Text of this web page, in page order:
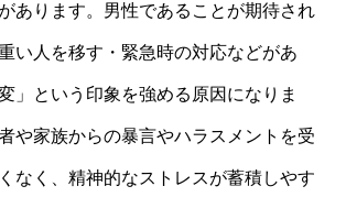
あります。男性であることが期待され
い人を移す・緊急時の対応などがあ
」という印象を強める原因になりま
や家族からの暴言やハラスメントを受
なく、精神的なストレスが蓄積しやす